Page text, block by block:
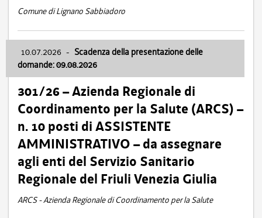
Comune di Lignano Sabbiadoro
10.07.2026 - Scadenza della presentazione delle
domande: 09.08.2026
301/26 – Azienda Regionale di
Coordinamento per la Salute (ARCS) –
n. 10 posti di ASSISTENTE
AMMINISTRATIVO – da assegnare
agli enti del Servizio Sanitario
Regionale del Friuli Venezia Giulia
ARCS - Azienda Regionale di Coordinamento per la Salute